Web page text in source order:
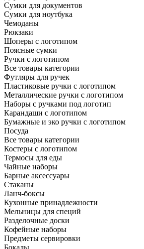
Сумки для документов
Сумки для ноутбука
Чемоданы
Рюкзаки
Шоперы с логотипом
Поясные сумки
Ручки с логотипом
Все товары категории
Футляры для ручек
Пластиковые ручки с логотипом
Металлические ручки с логотипом
Наборы с ручками под логотип
Карандаши с логотипом
Бумажные и эко ручки с логотипом
Посуда
Все товары категории
Костеры с логотипом
Термосы для еды
Чайные наборы
Барные аксессуары
Стаканы
Ланч-боксы
Кухонные принадлежности
Мельницы для специй
Разделочные доски
Кофейные наборы
Предметы сервировки
Бокалы